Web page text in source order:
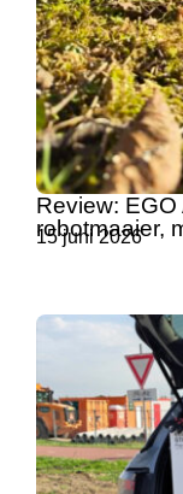
Review:
robotmaaier,
15 juni 2026